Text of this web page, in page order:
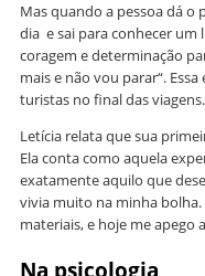
Mas quando a pessoa dá o
dia e sai para conhecer um
coragem e determinação
mais e não vou parar“.
turistas no final das viagens.
Letícia relata que sua
Ela conta como aquela
exatamente aquilo que
vivia muito na minha bolha.
materiais, e hoje me apego